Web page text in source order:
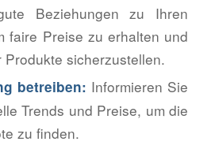
Beziehungen zu Ihren
faire Preise zu erhalten und
Produkte sicherzustellen.
betreiben: Informieren Sie
Trends und Preise, um die
zu finden.